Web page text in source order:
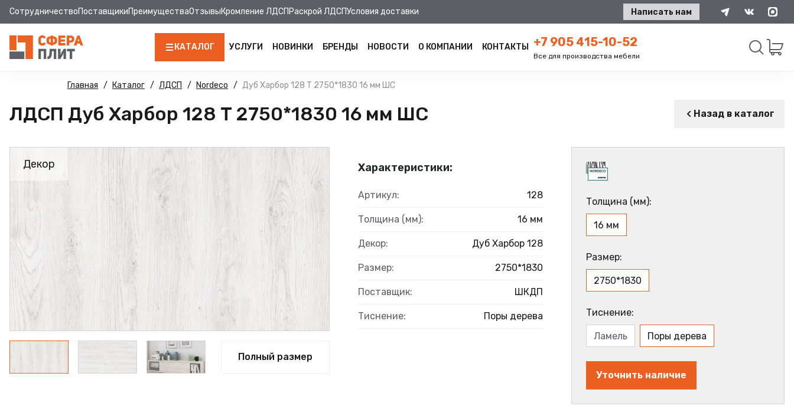
СотрудничествоПоставщикиПреимуществаОтзывыКромление ЛДСП Раскрой ЛДСПУсловия доставки Написать нам
КАТАЛОГ
ЛДСП
КРОМКА
МДФ ПАНЕЛИ
ХДФ
ДВПО
ФАНЕРА
ПРОФИЛЬ АЛЮМИНИЕВЫЙ
КЛЕЙ
РАСПРОДАЖА
УСЛУГИ НОВИНКИ БРЕНДЫ НОВОСТИ О КОМПАНИИ КОНТАКТЫ +7 905 415-10-52
Все для производства мебели
Главная Каталог ЛДСП Nordeco Дуб Харбор 128 Т 2750*1830 16 мм ШС
ЛДСП Дуб Харбор 128 Т 2750*1830 16 мм ШС Назад в каталог
Декор
Полный размер
Характеристики:
Артикул: 128
Толщина (мм): 16 мм
Декор: Дуб Харбор 128
Размер: 2750*1830
Поставщик: ШКДП
Тиснение: Поры дерева
Толщина (мм):
16 мм
Размер:
2750*1830
Тиснение:
Ламель Поры дерева
Уточнить наличие